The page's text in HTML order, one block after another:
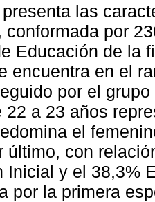
las
conformada por
Educación de la
encuentra en el
por el
22 a 23 años
el
último, con
Inicial y el 38,3%
por la primera